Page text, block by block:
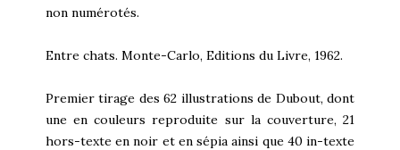
non numérotés.
Entre chats. Monte-Carlo, Editions du Livre, 1962.
Premier tirage des 62 illustrations de Dubout, dont
une en couleurs reproduite sur la couverture, 21
hors-texte en noir et en sépia ainsi que 40 in-texte